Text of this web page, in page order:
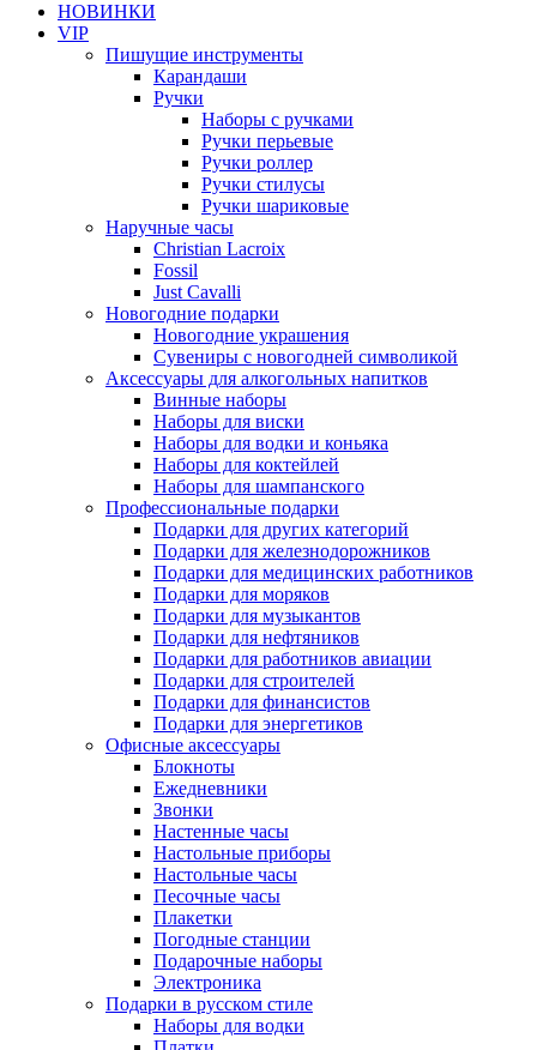
НОВИНКИ
VIP
Пишущие инструменты
Карандаши
Ручки
Наборы с ручками
Ручки перьевые
Ручки роллер
Ручки стилусы
Ручки шариковые
Наручные часы
Christian Lacroix
Fossil
Just Cavalli
Новогодние подарки
Новогодние украшения
Сувениры с новогодней символикой
Аксессуары для алкогольных напитков
Винные наборы
Наборы для виски
Наборы для водки и коньяка
Наборы для коктейлей
Наборы для шампанского
Профессиональные подарки
Подарки для других категорий
Подарки для железнодорожников
Подарки для медицинских работников
Подарки для моряков
Подарки для музыкантов
Подарки для нефтяников
Подарки для работников авиации
Подарки для строителей
Подарки для финансистов
Подарки для энергетиков
Офисные аксессуары
Блокноты
Ежедневники
Звонки
Настенные часы
Настольные приборы
Настольные часы
Песочные часы
Плакетки
Погодные станции
Подарочные наборы
Электроника
Подарки в русском стиле
Наборы для водки